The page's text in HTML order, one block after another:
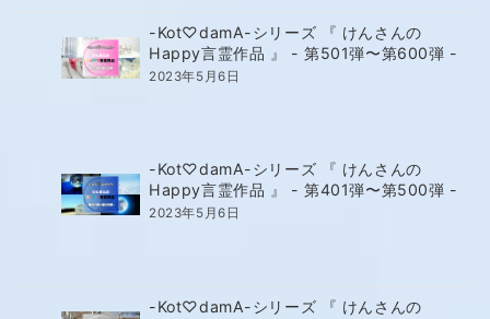
-Kot♡damA-シリーズ 『 けんさんの
Happy言霊作品 』 - 第501弾〜第600弾 -
2023年5月6日
-Kot♡damA-シリーズ 『 けんさんの
Happy言霊作品 』 - 第401弾〜第500弾 -
2023年5月6日
-Kot♡damA-シリーズ 『 けんさんの